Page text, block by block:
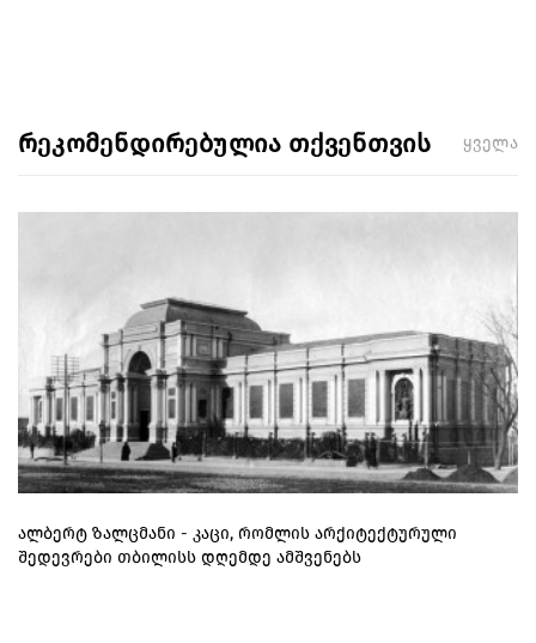
რეკომენდირებულია თქვენთვის ყველა
ალბერტ ზალცმანი - კაცი, რომლის არქიტექტურული
შედევრები თბილისს დღემდე ამშვენებს